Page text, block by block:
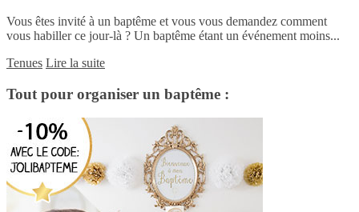
Vous êtes invité à un baptême et vous vous demandez comment
vous habiller ce jour-là ? Un baptême étant un événement moins...
Tenues Lire la suite
Tout pour organiser un baptême :